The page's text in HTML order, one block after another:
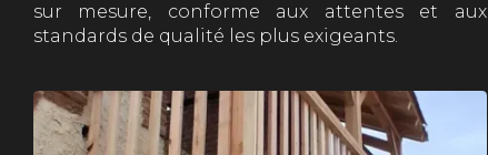
sur mesure, conforme aux attentes et aux
standards de qualité les plus exigeants.